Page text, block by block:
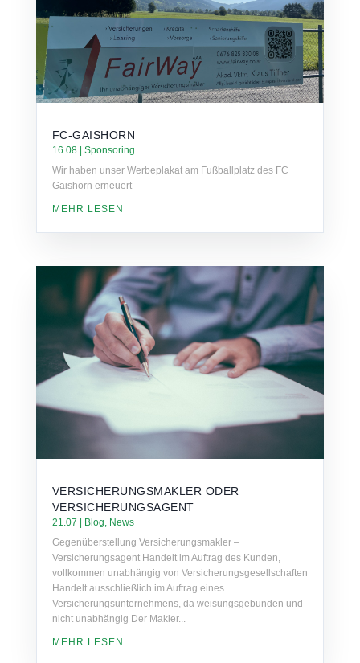
FC-GAISHORN
16.08| Sponsoring
Wir haben unser Werbeplakat am Fußballplatz des FC
Gaishorn erneuert
MEHR LESEN
VERSICHERUNGSMAKLER ODER
VERSICHERUNGSAGENT
21.07 | Blog News
Gegenüberstellung Versicherungsmakler –
Versicherungsagent Handelt im Auftrag des Kunden,
vollkommen unabhängig von Versicherungsgesellschaften
Handelt ausschließlich im Auftrag eines
Versicherungsunternehmens, da weisungsgebunden und
nicht unabhängig Der Makler...
MEHR LESEN